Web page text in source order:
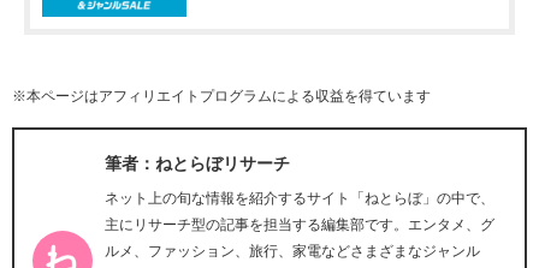
※本ページはアフィリエイトプログラムによる収益を得ています
筆者：ねとらぼリサーチ
ネット上の旬な情報を紹介するサイト「ねとらぼ」の中で、
主にリサーチ型の記事を担当する編集部です。エンタメ、グ
ルメ、ファッション、旅行、家電などさまざまなジャンル